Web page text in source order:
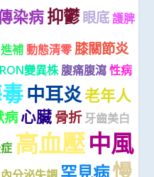
染病抑鬱眼底 護脾
進補 動態清零 膝關節炎
變異株 腹痛腹瀉 性病
中耳炎老年人
病心臟骨折 牙齒美白
高血壓中風
慢